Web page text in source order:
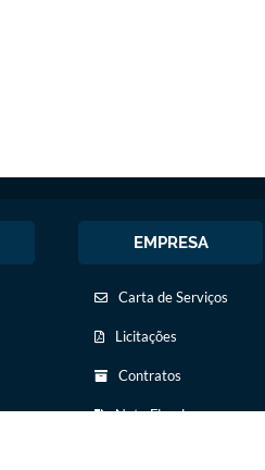
EMPRESA
Carta de Serviços
Licitações
Contratos
Nota Fiscal